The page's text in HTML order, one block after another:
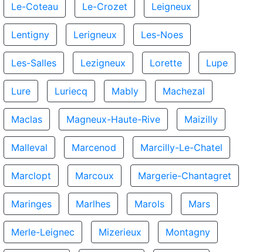
Le-Coteau Le-Crozet Leigneux
Lentigny Lerigneux Les-Noes
Les-Salles Lezigneux Lorette Lupe
Lure Luriecq Mably Machezal
Maclas Magneux-Haute-Rive Maizilly
Malleval Marcenod Marcilly-Le-Chatel
Marclopt Marcoux Margerie-Chantagret
Maringes Marlhes Marols Mars
Merle-Leignec Mizerieux Montagny